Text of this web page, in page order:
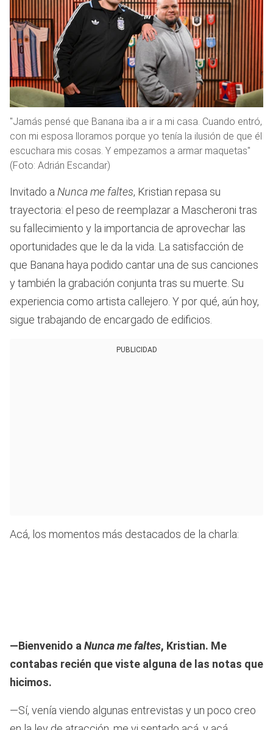
"Jamás pensé que Banana iba a ir a mi casa. Cuando entró,
con mi esposa lloramos porque yo tenía la ilusión de que él
escuchara mis cosas. Y empezamos a armar maquetas"
(Foto: Adrián Escandar)
Invitado a Nunca me faltes, Kristian repasa su
trayectoria: el peso de reemplazar a Mascheroni tras
su fallecimiento y la importancia de aprovechar las
oportunidades que le da la vida. La satisfacción de
que Banana haya podido cantar una de sus canciones
y también la grabación conjunta tras su muerte. Su
experiencia como artista callejero. Y por qué, aún hoy,
sigue trabajando de encargado de edificios.
PUBLICIDAD
Acá, los momentos más destacados de la charla:
—Bienvenido a Nunca me faltes, Kristian. Me
contabas recién que viste alguna de las notas que
hicimos.
—Sí, venía viendo algunas entrevistas y un poco creo